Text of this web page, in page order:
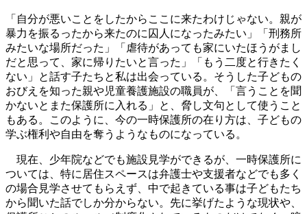
「自分が悪いことをしたからここに来たわけじゃない。親が
暴力を振るったから来たのに囚人になったみたい」「刑務所
みたいな場所だった」「虐待があっても家にいたほうがまし
だと思って、家に帰りたいと言った」「もう二度と行きたく
ない」と話す子たちと私は出会っている。そうした子どもの
おびえを知った親や児童養護施設の職員が、「言うことを聞
かないとまた保護所に入れる」と、脅し文句として使うこと
もある。このように、今の一時保護所の在り方は、子どもの
学ぶ権利や自由を奪うようなものになっている。
現在、少年院などでも施設見学ができるが、一時保護所に
ついては、特に居住スペースは弁護士や支援者などでも多く
の場合見学させてもらえず、中で起きている事は子どもたち
から聞いた話でしか分からない。先に挙げたような現状や、